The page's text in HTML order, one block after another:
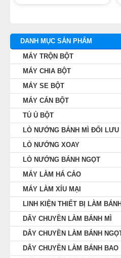
DANH MỤC SẢN PHẨM
MÁY TRỘN BỘT
MÁY CHIA BỘT
MÁY SE BỘT
MÁY CÁN BỘT
TỦ Ủ BỘT
LÒ NƯỚNG BÁNH MÌ ĐỐI LƯU
LÒ NƯỚNG XOAY
LÒ NƯỚNG BÁNH NGỌT
MÁY LÀM HÁ CẢO
MÁY LÀM XÍU MẠI
LINH KIỆN THIẾT BỊ LÀM BÁNH
DÂY CHUYỀN LÀM BÁNH MÌ
DÂY CHUYỀN LÀM BÁNH
DÂY CHUYỀN LÀM BÁNH BAO